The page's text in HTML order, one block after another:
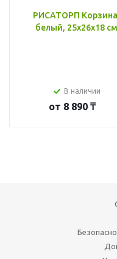
РИСАТОРП
белый, 25x26x18 см
В наличии
от 8 890 ₸